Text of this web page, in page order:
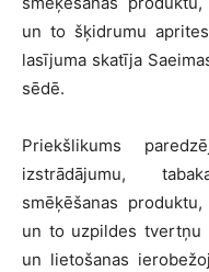
un to šķidrumu
lasījuma skatīja
sēdē.
Priekšlikums
izstrādājumu,
smēķēšanas
un to uzpildes tvertņu
un lietošanas